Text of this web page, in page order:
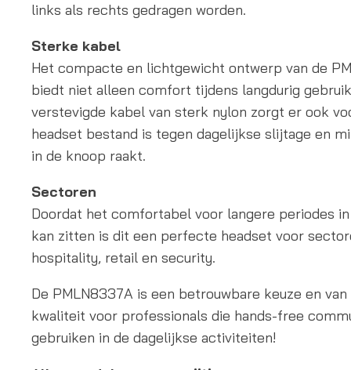
links als rechts gedragen worden.
Sterke kabel
Het compacte en lichtgewicht ontwerp van de
biedt niet alleen comfort tijdens langdurig
verstevigde kabel van sterk nylon zorgt er ook
headset bestand is tegen dagelijkse slijtage en
in de knoop raakt.
Sectoren
Doordat het comfortabel voor langere periodes
kan zitten is dit een perfecte headset voor
hospitality, retail en security.
De PMLN8337A is een betrouwbare keuze en van
kwaliteit voor professionals die hands-free
gebruiken in de dagelijkse activiteiten!